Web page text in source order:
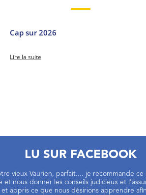
Cap sur 2026
Lire la suite
LU SUR FACEBOOK
vieux Vaurien, parfait.... je recommande
nous donner les conseils judicieux et
et appris ce que nous désirions apprendre